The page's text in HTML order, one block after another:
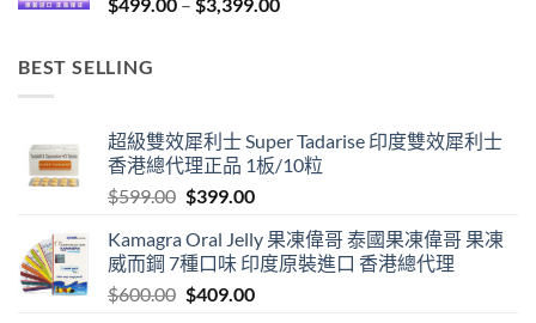
$499.00 – $3,399.00
BEST SELLING
超級雙效犀利士 Super Tadarise 印度雙效犀利士
香港總代理正品 1板/10粒
$599.00 Original
was:
$599.00.
$399.00Current
is:
$399.00.
Kamagra Oral Jelly 果凍偉哥 泰國果凍偉哥 果凍
威而鋼 7種口味 印度原裝進口 香港總代理
$600.00 Original
$409.00Current